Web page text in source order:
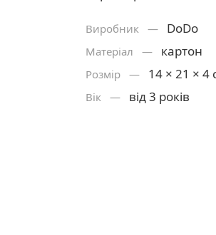
Виробник — DoDo
Матерiал — картон
Розмiр — 14 × 21 × 4
Вік — від 3 років